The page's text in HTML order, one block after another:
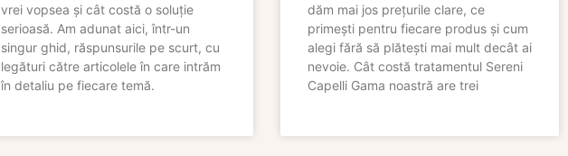
vrei vopsea și cât costă o soluție
serioasă. Am adunat aici, într-un
singur ghid, răspunsurile pe scurt, cu
legături către articolele în care intrăm
în detaliu pe fiecare temă.
dăm mai jos prețurile clare, ce
primești pentru fiecare produs și cum
alegi fără să plătești mai mult decât ai
nevoie. Cât costă tratamentul Sereni
Capelli Gama noastră are trei